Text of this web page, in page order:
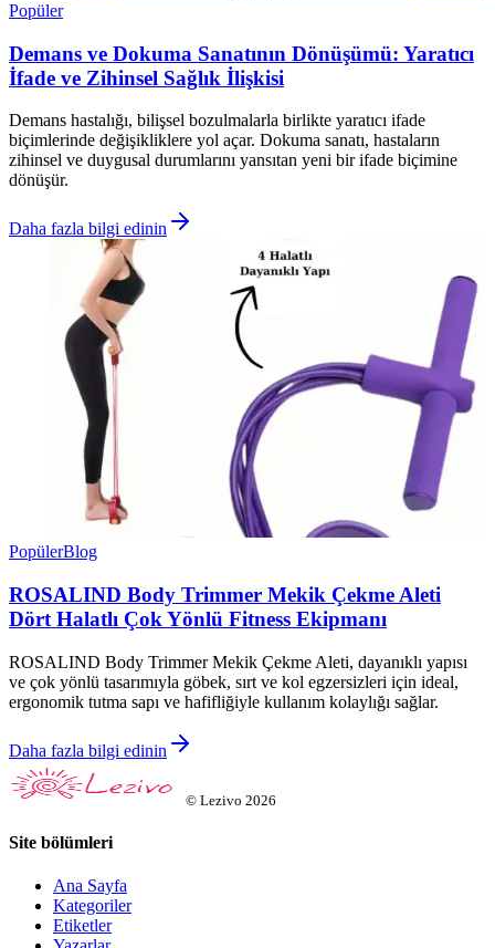
Popüler
Demans ve Dokuma Sanatının Dönüşümü: Yaratıcı
İfade ve Zihinsel Sağlık İlişkisi
Demans hastalığı, bilişsel bozulmalarla birlikte yaratıcı ifade
biçimlerinde değişikliklere yol açar. Dokuma sanatı, hastaların
zihinsel ve duygusal durumlarını yansıtan yeni bir ifade biçimine
dönüşür.
Daha fazla bilgi edinin
PopülerBlog
ROSALIND Body Trimmer Mekik Çekme Aleti
Dört Halatlı Çok Yönlü Fitness Ekipmanı
ROSALIND Body Trimmer Mekik Çekme Aleti, dayanıklı yapısı
ve çok yönlü tasarımıyla göbek, sırt ve kol egzersizleri için ideal,
ergonomik tutma sapı ve hafifliğiyle kullanım kolaylığı sağlar.
Daha fazla bilgi edinin
© Lezivo 2026
Site bölümleri
Ana Sayfa
Kategoriler
Etiketler